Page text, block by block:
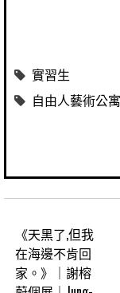
實習生
自由人藝術公寓
《天黑了,但我
在海邊不肯回
家。》｜謝榕